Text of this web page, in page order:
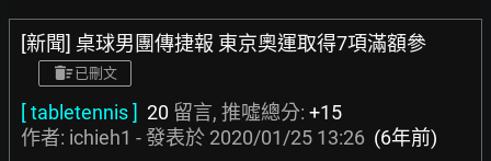
[新聞] 桌球男團傳捷報 東京奧運取得7項滿額參
已刪文
[ tabletennis ] 20 留言, 推噓總分: +15
作者: ichieh1 - 發表於 2020/01/25 13:26 (6年前)